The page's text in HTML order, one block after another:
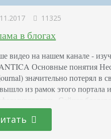
11325
в блогах
видео на нашем канале -
Основные понятия
значительно потерял в
из рамок этого портала
Сейчас
формат, то есть
количестве, а текстовое
описания или